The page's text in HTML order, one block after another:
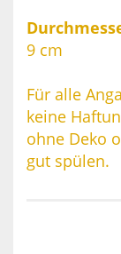
9 cm
Für alle
keine
ohne Deko
gut spülen.